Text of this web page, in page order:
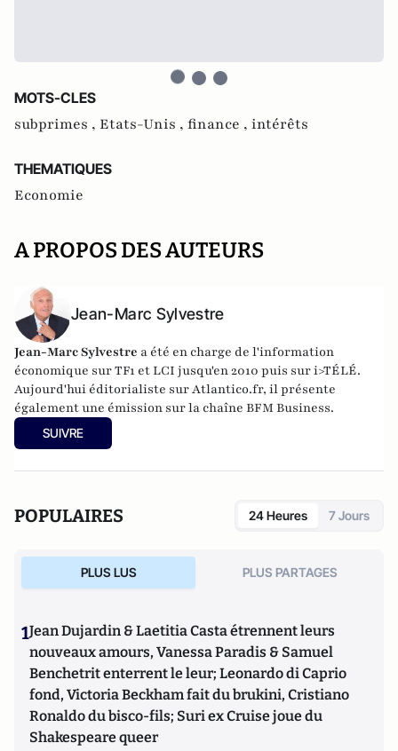
MOTS-CLES
subprimes , Etats-Unis , finance , intérêts
THEMATIQUES
Economie
A PROPOS DES AUTEURS
Jean-Marc Sylvestre
Jean-Marc Sylvestre a été en charge de l'information
économique sur TF1 et LCI jusqu'en 2010 puis sur i>TÉLÉ.
Aujourd'hui éditorialiste sur Atlantico.fr, il présente
également une émission sur la chaîne BFM Business.
SUIVRE
POPULAIRES 24 Heures 7 Jours
PLUS LUS PLUS PARTAGES
1Jean Dujardin & Laetitia Casta étrennent leurs
nouveaux amours, Vanessa Paradis & Samuel
Benchetrit enterrent le leur; Leonardo di Caprio
fond, Victoria Beckham fait du brukini, Cristiano
Ronaldo du bisco-fils; Suri ex Cruise joue du
Shakespeare queer